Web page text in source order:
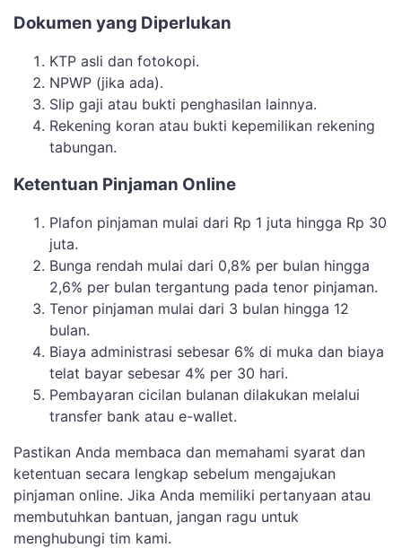
Dokumen yang Diperlukan
KTP asli dan fotokopi.
NPWP (jika ada).
Slip gaji atau bukti penghasilan lainnya.
Rekening koran atau bukti kepemilikan rekening
tabungan.
Ketentuan Pinjaman Online
Plafon pinjaman mulai dari Rp 1 juta hingga Rp 30
juta.
Bunga rendah mulai dari 0,8% per bulan hingga
2,6% per bulan tergantung pada tenor pinjaman.
Tenor pinjaman mulai dari 3 bulan hingga 12
bulan.
Biaya administrasi sebesar 6% di muka dan biaya
telat bayar sebesar 4% per 30 hari.
Pembayaran cicilan bulanan dilakukan melalui
transfer bank atau e-wallet.
Pastikan Anda membaca dan memahami syarat dan
ketentuan secara lengkap sebelum mengajukan
pinjaman online. Jika Anda memiliki pertanyaan atau
membutuhkan bantuan, jangan ragu untuk
menghubungi tim kami.